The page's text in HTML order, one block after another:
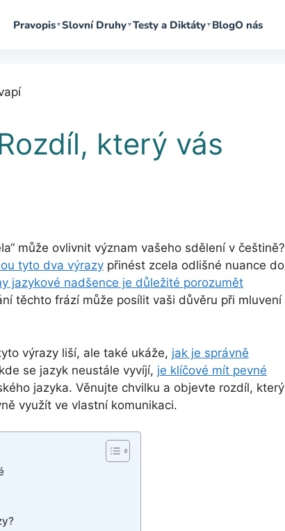
Pravopis▼Slovní Druhy▼Testy a Diktáty▼ BlogO nás
který vás
může ovlivnit význam vašeho sdělení v češtině?
tyto dva výrazy přinést zcela odlišné nuance do
jazykové nadšence je důležité porozumět
těchto frází může posílit vaši důvěru při mluvení
výrazy liší, ale také ukáže, jak je správně
se jazyk neustále vyvíjí, je klíčové mít pevné
jazyka. Věnujte chvilku a objevte rozdíl, který
využít ve vlastní komunikaci.